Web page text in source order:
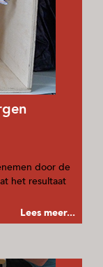
door de
het resultaat
Lees meer...